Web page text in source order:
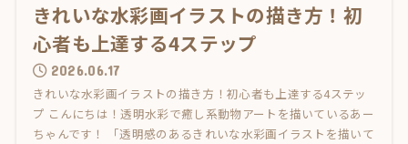
きれいな水彩画イラストの描き方！初
心者も上達する4ステップ
2026.06.17
きれいな水彩画イラストの描き方！初心者も上達する4ステッ
プ こんにちは！透明水彩で癒し系動物アートを描いているあー
ちゃんです！ 「透明感のあるきれいな水彩画イラストを描いて